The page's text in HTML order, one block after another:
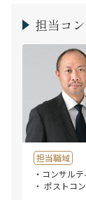
担当コ
担当職域
・コンサル
・ ポストコ